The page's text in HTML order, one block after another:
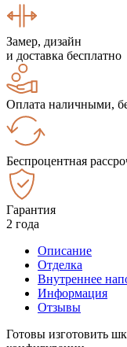
Замер, дизайн
и доставка бесплатно
Оплата наличными,
Беспроцентная
Гарантия
2 года
Описание
Отделка
Внутреннее
Информация
Отзывы
Готовы изготовить